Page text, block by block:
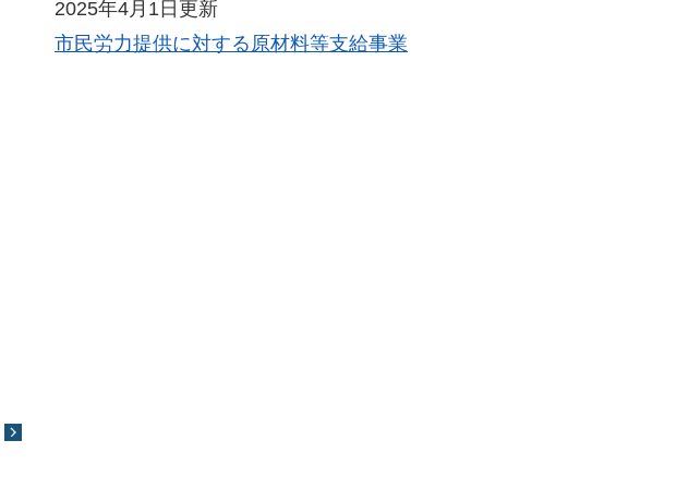
2025年4月1日更新
市民労力提供に対する原材料等支給事業